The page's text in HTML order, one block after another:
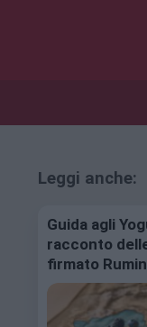
Leggi anche:
Guida agli
racconto
firmato